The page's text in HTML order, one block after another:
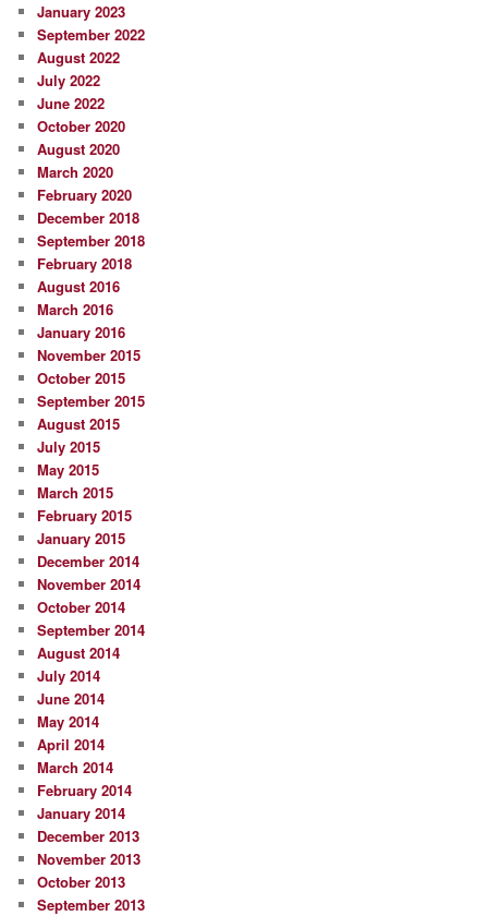
January 2023
September 2022
August 2022
July 2022
June 2022
October 2020
August 2020
March 2020
February 2020
December 2018
September 2018
February 2018
August 2016
March 2016
January 2016
November 2015
October 2015
September 2015
August 2015
July 2015
May 2015
March 2015
February 2015
January 2015
December 2014
November 2014
October 2014
September 2014
August 2014
July 2014
June 2014
May 2014
April 2014
March 2014
February 2014
January 2014
December 2013
November 2013
October 2013
September 2013